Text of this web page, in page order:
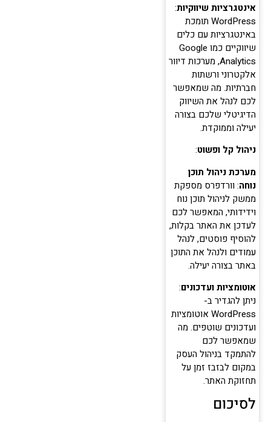
אינטגרציות שיווקיות:
WordPress תומכת
באינטגרציות עם כלים
שיווקיים כמו Google
Analytics, מערכות דיוור
אלקטרוני ורשתות
חברתיות. מה שמאפשר
לכם לנהל את השיווק
הדיגיטלי שלכם בצורה
יעילה וממוקדת.
ניהול קל ופשוט:
מערכת ניהול תוכן
נוחה: וורדפרס מספקת
ממשק לניהול תוכן נוח
וידידותי, המאפשר לכם
לעדכן את האתר בקלות,
להוסיף פוסטים, לנהל
עמודים ולנהל את התוכן
באתר בצורה יעילה.
אוטומציות ועדכונים:
ניתן להגדיר ב-
WordPress אוטומציות
ועדכונים שוטפים. מה
שמאפשר לכם
להתמקד בניהול העסק
במקום לבזבז זמן על
תחזוקת האתר.
לסיכום